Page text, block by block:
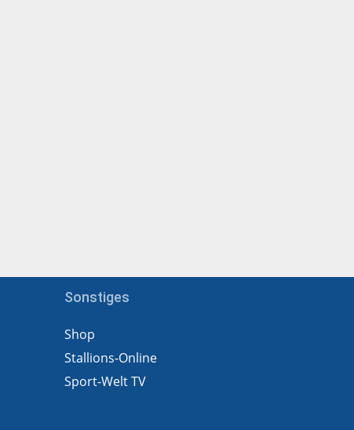
Sonstiges
Shop
Stallions-Online
Sport-Welt TV